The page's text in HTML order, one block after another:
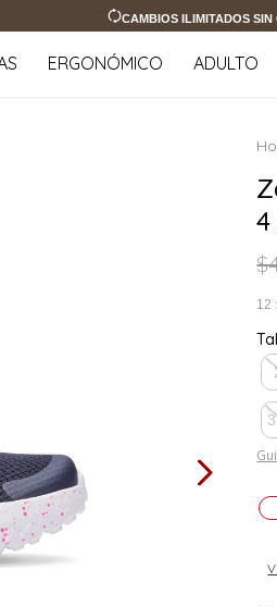
CAMBIOS ILIMITADOS SIN
ERGONÓMICO ADULTO
$
12